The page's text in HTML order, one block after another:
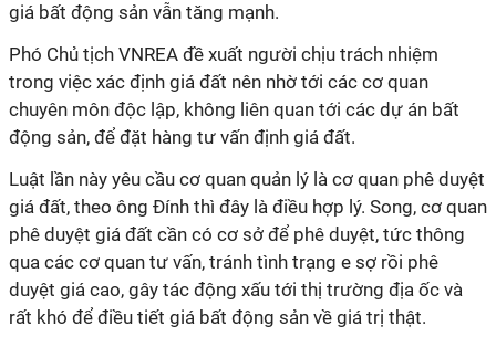
giá bất động sản vẫn tăng mạnh.
Phó Chủ tịch VNREA đề xuất người chịu trách nhiệm
trong việc xác định giá đất nên nhờ tới các cơ quan
chuyên môn độc lập, không liên quan tới các dự án bất
động sản, để đặt hàng tư vấn định giá đất.
Luật lần này yêu cầu cơ quan quản lý là cơ quan phê duyệt
giá đất, theo ông Đính thì đây là điều hợp lý. Song, cơ quan
phê duyệt giá đất cần có cơ sở để phê duyệt, tức thông
qua các cơ quan tư vấn, tránh tình trạng e sợ rồi phê
duyệt giá cao, gây tác động xấu tới thị trường địa ốc và
rất khó để điều tiết giá bất động sản về giá trị thật.